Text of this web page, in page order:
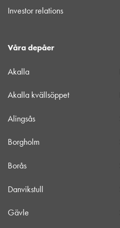
Investor relations
Våra depåer
Akalla
Akalla kvällsöppet
Alingsås
Borgholm
Borås
Danvikstull
Gävle